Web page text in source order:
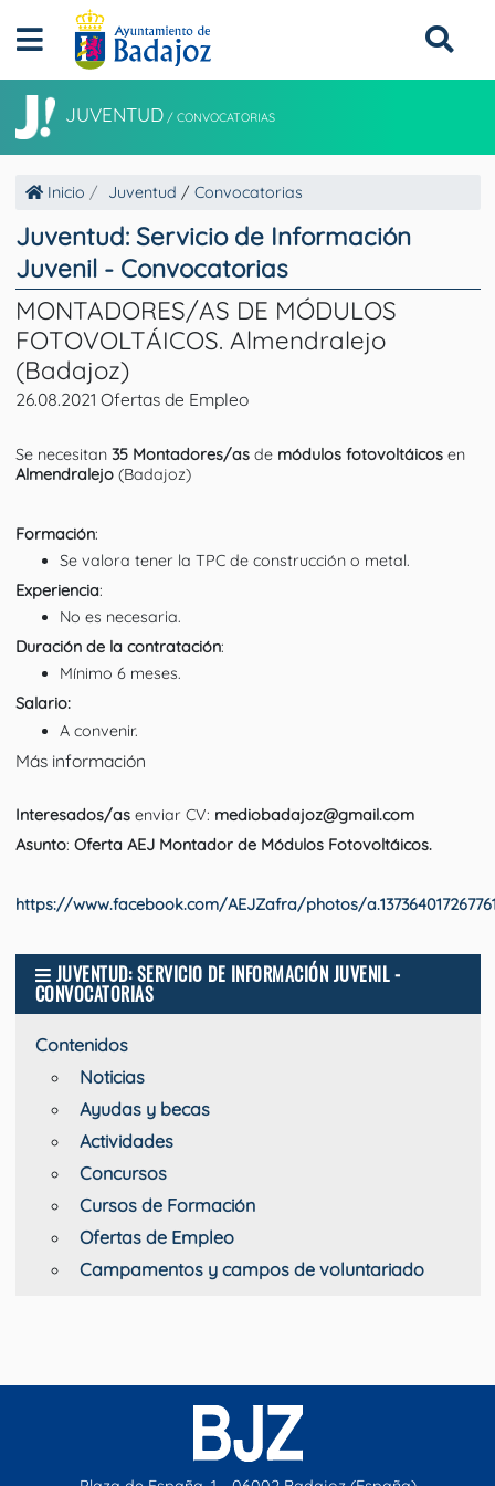
JUVENTUD / CONVOCATORIAS
Inicio Juventud / Convocatorias
Juventud: Servicio de Información
Juvenil - Convocatorias
MONTADORES/AS DE MÓDULOS
FOTOVOLTÁICOS. Almendralejo
(Badajoz)
26.08.2021 Ofertas de Empleo
Se necesitan 35 Montadores/as de módulos fotovoltáicos en
Almendralejo(Badajoz)
Formación:
Se valora tener la TPC de construcción o metal.
Experiencia:
No es necesaria.
Duración de la contratación:
Mínimo 6 meses.
Salario:
A convenir.
Más información
Interesados/asenviar CV: mediobadajoz@gmail.com
Asunto: Oferta AEJ Montador de Módulos Fotovoltáicos.
https://www.facebook.com/AEJZafra/photos/
JUVENTUD: SERVICIO DE INFORMACIÓN JUVENIL -
CONVOCATORIAS
Contenidos
Noticias
Ayudas y becas
Actividades
Concursos
Cursos de Formación
Ofertas de Empleo
Campamentos y campos de voluntariado